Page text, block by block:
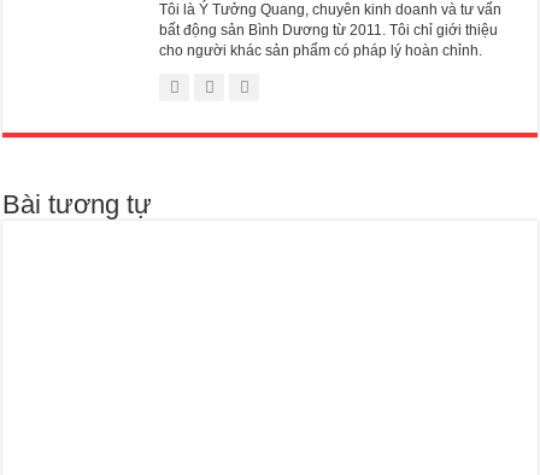
Tôi là Ý Tưởng Quang, chuyên kinh doanh và tư vấn
bất động sản Bình Dương từ 2011. Tôi chỉ giới thiệu
cho người khác sản phẩm có pháp lý hoàn chỉnh.
Bài tương tự